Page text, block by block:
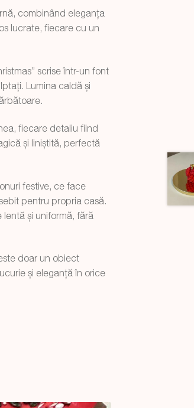
combinând eleganța
lucrate, fiecare cu un
scrise într-un font
Lumina caldă și
fiecare detaliu fiind
și liniștită, perfectă
festive, ce face
pentru propria casă.
și uniformă, fără
doar un obiect
și eleganță în orice